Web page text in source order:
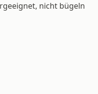
nicht bügeln